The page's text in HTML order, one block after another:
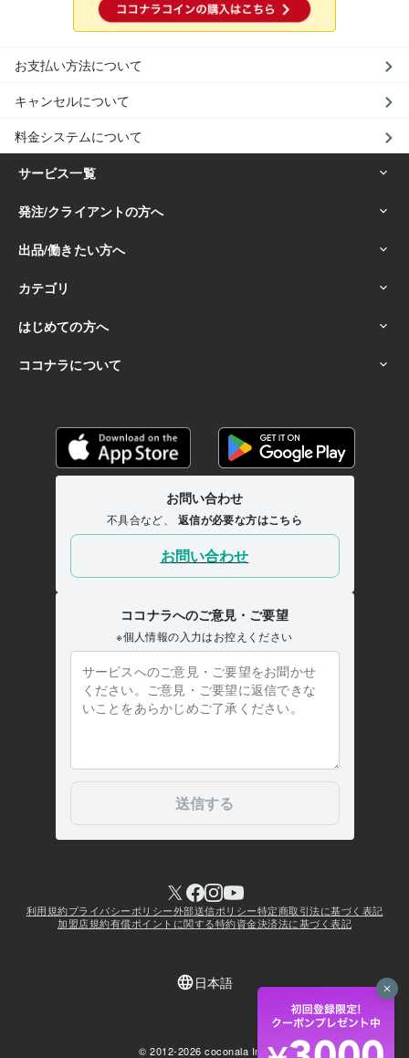
お支払い方法について
キャンセルについて
料金システムについて